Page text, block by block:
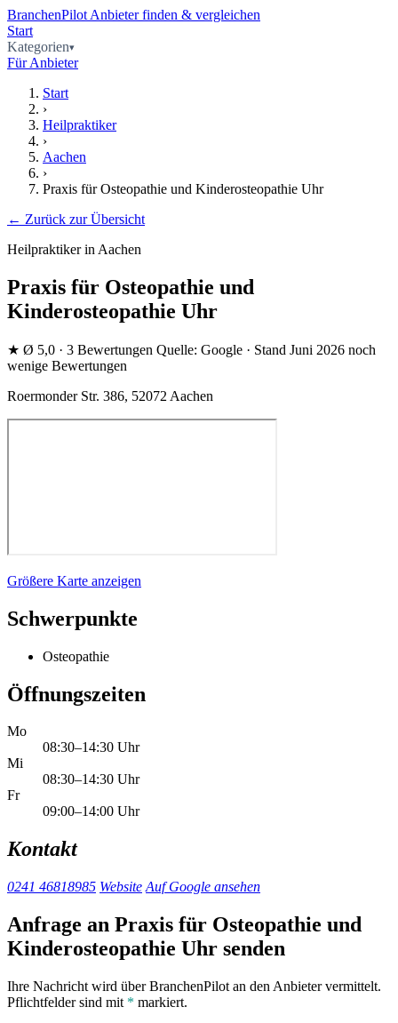
BranchenPilot Anbieter finden & vergleichen
Start
Kategorien
Für Anbieter
Start
›
Heilpraktiker
›
Aachen
›
Praxis für Osteopathie und Kinderosteopathie Uhr
← Zurück zur Übersicht
Heilpraktiker in Aachen
Praxis für Osteopathie und
Kinderosteopathie Uhr
★ Ø 5,0 · 3 Bewertungen Quelle: Google · Stand Juni 2026 noch
wenige Bewertungen
Roermonder Str. 386, 52072 Aachen
Größere Karte anzeigen
Schwerpunkte
Osteopathie
Öffnungszeiten
Mo
08:30–14:30 Uhr
Mi
08:30–14:30 Uhr
Fr
09:00–14:00 Uhr
Kontakt
0241 46818985 Website Auf Google ansehen
Anfrage an Praxis für Osteopathie und
Kinderosteopathie Uhr senden
Ihre Nachricht wird über BranchenPilot an den Anbieter vermittelt.
Pflichtfelder sind mit * markiert.